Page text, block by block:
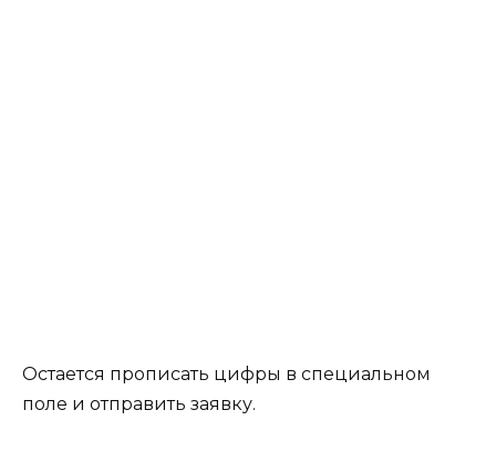
Остается прописать цифры в специальном
поле и отправить заявку.